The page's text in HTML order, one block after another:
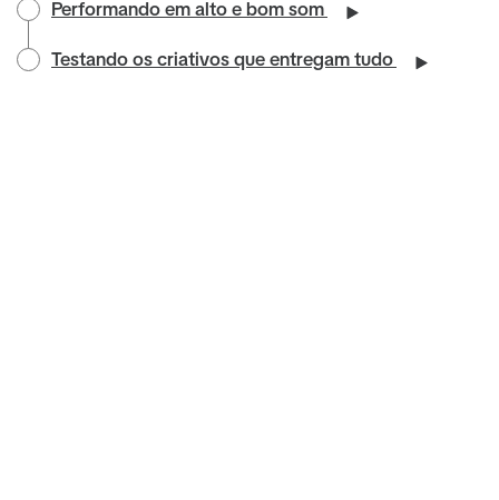
Performando em alto e bom som
Testando os criativos que entregam tudo